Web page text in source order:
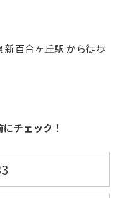
新百合ヶ丘駅 から徒歩
チェック！